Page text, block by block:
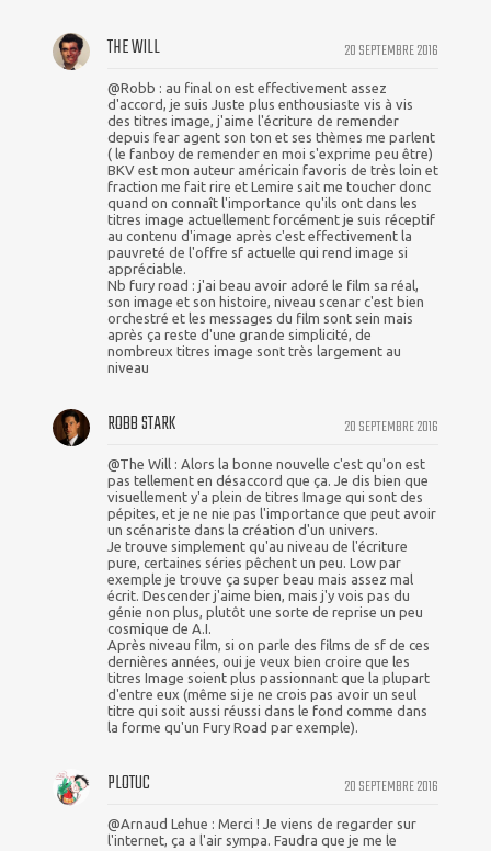
20 SEPTEMBRE 2016
THE WILL
@Robb : au final on est effectivement assez
d'accord, je suis Juste plus enthousiaste vis à vis
des titres image, j'aime l'écriture de remender
depuis fear agent son ton et ses thèmes me parlent
( le fanboy de remender en moi s'exprime peu être)
BKV est mon auteur américain favoris de très loin et
fraction me fait rire et Lemire sait me toucher donc
quand on connaît l'importance qu'ils ont dans les
titres image actuellement forcément je suis réceptif
au contenu d'image après c'est effectivement la
pauvreté de l'offre sf actuelle qui rend image si
appréciable.
Nb fury road : j'ai beau avoir adoré le film sa réal,
son image et son histoire, niveau scenar c'est bien
orchestré et les messages du film sont sein mais
après ça reste d'une grande simplicité, de
nombreux titres image sont très largement au
niveau
20 SEPTEMBRE 2016
ROBB STARK
@The Will : Alors la bonne nouvelle c'est qu'on est
pas tellement en désaccord que ça. Je dis bien que
visuellement y'a plein de titres Image qui sont des
pépites, et je ne nie pas l'importance que peut avoir
un scénariste dans la création d'un univers.
Je trouve simplement qu'au niveau de l'écriture
pure, certaines séries pêchent un peu. Low par
exemple je trouve ça super beau mais assez mal
écrit. Descender j'aime bien, mais j'y vois pas du
génie non plus, plutôt une sorte de reprise un peu
cosmique de A.I.
Après niveau film, si on parle des films de sf de ces
dernières années, oui je veux bien croire que les
titres Image soient plus passionnant que la plupart
d'entre eux (même si je ne crois pas avoir un seul
titre qui soit aussi réussi dans le fond comme dans
la forme qu'un Fury Road par exemple).
20 SEPTEMBRE 2016
PLOTUC
@Arnaud Lehue : Merci ! Je viens de regarder sur
l'internet, ça a l'air sympa. Faudra que je me le